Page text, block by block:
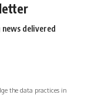
delivered
the data practices in